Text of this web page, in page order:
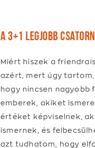
A 3+1 legjobb
Miért hiszek a
azért, mert úgy tartom,
hogy nincsen nagyobb
emberek, akiket
értéket képviselnek,
ismernek, és
azt tudhatom, hogy